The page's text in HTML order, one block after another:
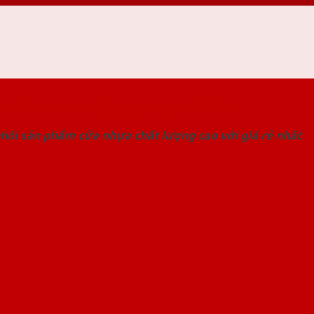
sản phẩm cửa nhựa chất lượng cao với giá rẻ nhất